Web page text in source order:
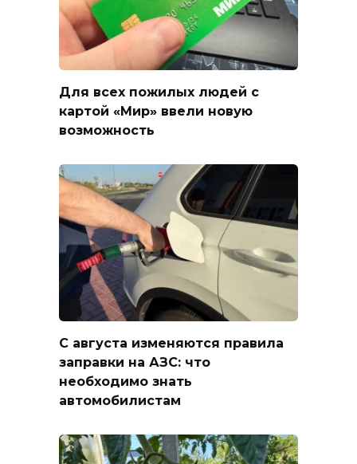
Для всех пожилых людей с
картой «Мир» ввели новую
возможность
С августа изменяются правила
заправки на АЗС: что
необходимо знать
автомобилистам